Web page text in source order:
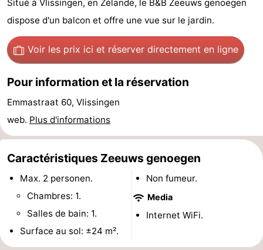
-
Duinzicht
-
Galgewei
Resort
Strandpark
-
Westduin
Hôtels
Last
minutes
Plages
Situé à Vlissingen, en Zélande, le B&B Zeeuws genoegen
dispose d'un balcon et offre une vue sur le jardin.
Voir les prix ici et réserver directement en ligne
Pour information et la réservation
Emmastraat 60, Vlissingen
web. Plus d'informations
Caractéristiques Zeeuws genoegen
Max. 2 personen.
Chambres: 1.
Salles de bain: 1.
Surface au sol: ±24 m².
Non fumeur.
Media
Internet WiFi.